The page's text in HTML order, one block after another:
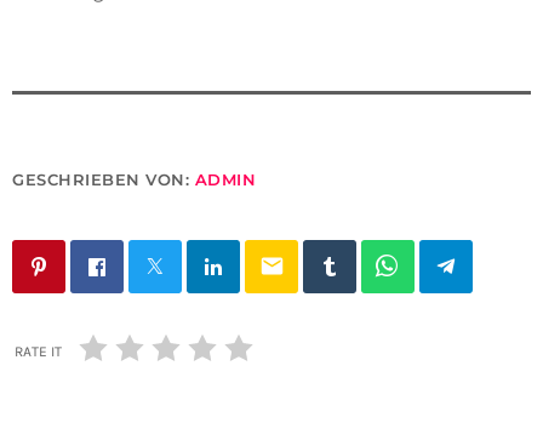
GESCHRIEBEN VON: ADMIN
email
RATE IT